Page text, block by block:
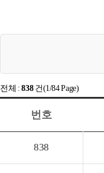
전체 :838건(1/84 Page)
번호
838